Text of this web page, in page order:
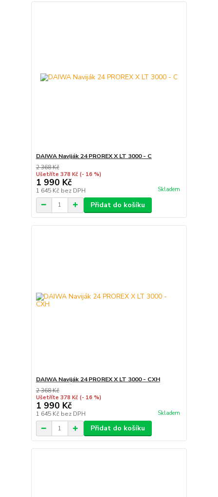
DAIWA Naviják 24 PROREX X LT 3000 - C
2 368 Kč
Ušetříte 378 Kč (- 16 %)
1 990 Kč
1 645 Kč bez DPH Skladem
Přidat do košíku
DAIWA Naviják 24 PROREX X LT 3000 - CXH
2 368 Kč
Ušetříte 378 Kč (- 16 %)
1 990 Kč
1 645 Kč bez DPH Skladem
Přidat do košíku